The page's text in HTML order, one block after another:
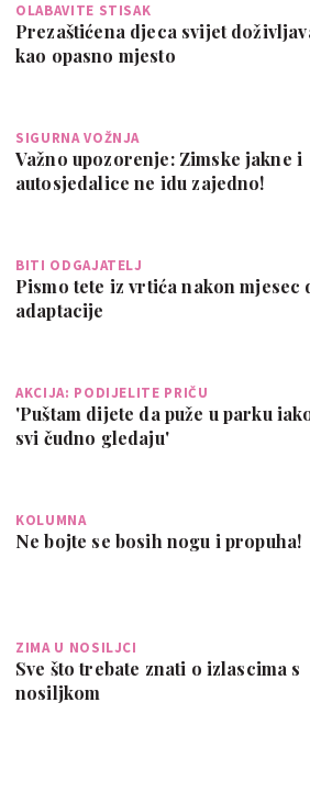
OLABAVITE STISAK
Prezaštićena djeca svijet
kao opasno mjesto
SIGURNA VOŽNJA
Važno upozorenje: Zimske jakne i
autosjedalice ne idu zajedno!
BITI ODGAJATELJ
Pismo tete iz vrtića nakon mjesec
adaptacije
AKCIJA: PODIJELITE PRIČU
'Puštam dijete da puže u parku
svi čudno gledaju'
KOLUMNA
Ne bojte se bosih nogu i propuha!
ZIMA U NOSILJCI
Sve što trebate znati o izlascima s
nosiljkom